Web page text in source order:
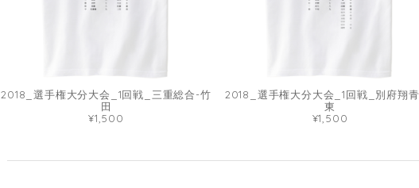
2018_選手権大分大会_1回戦_三重総合-竹
田
¥1,500
2018_選手権大分大会_1回戦_別府翔
東
¥1,500